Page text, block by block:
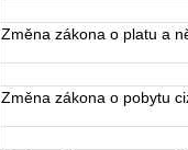
Změna zákona o platu a
Změna zákona o pobytu